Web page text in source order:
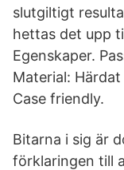
slutgiltigt
hettas det upp
Egenskaper.
Material:
Case friendly.
Bitarna i sig är
förklaringen till